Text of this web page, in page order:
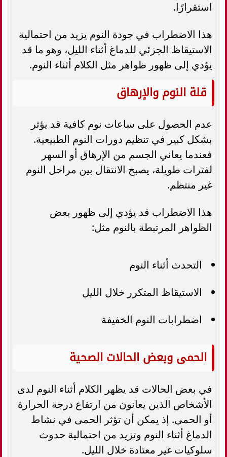
استقرارًا.
هذا الاضطراب في جودة النوم يزيد من احتمالية
الاستيقاظ الجزئي للدماغ أثناء الليل، وهو ما قد
يؤدي إلى ظهور ظواهر مثل الكلام أثناء النوم.
قلة النوم والإرهاق
عدم الحصول على ساعات نوم كافية قد يؤثر
بشكل كبير في تنظيم دورات النوم الطبيعية.
فعندما يعاني الجسم من الإرهاق أو السهر
لفترات طويلة، يصبح الانتقال بين مراحل النوم
غير منتظم.
هذا الاضطراب قد يؤدي إلى ظهور بعض
الظواهر المرتبطة بالنوم مثل:
التحدث أثناء النوم
الاستيقاظ المتكرر خلال الليل
اضطرابات النوم الخفيفة
الحمى وبعض الحالات الصحية
في بعض الحالات قد يظهر الكلام أثناء النوم لدى
الأشخاص الذين يعانون من ارتفاع درجة الحرارة
أو الحمى. إذ يمكن أن تؤثر الحمى في نشاط
الدماغ أثناء النوم وتزيد من احتمالية حدوث
سلوكيات غير معتادة خلال الليل.